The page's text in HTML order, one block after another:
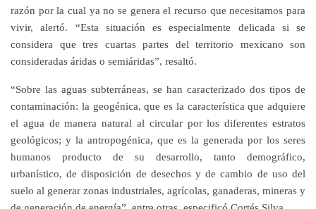
razón por la cual ya no se genera el recurso que necesitamos para
vivir, alertó. “Esta situación es especialmente delicada si se
considera que tres cuartas partes del territorio mexicano son
consideradas áridas o semiáridas”, resaltó.
“Sobre las aguas subterráneas, se han caracterizado dos tipos de
contaminación: la geogénica, que es la característica que adquiere
el agua de manera natural al circular por los diferentes estratos
geológicos; y la antropogénica, que es la generada por los seres
humanos producto de su desarrollo, tanto demográfico,
urbanístico, de disposición de desechos y de cambio de uso del
suelo al generar zonas industriales, agrícolas, ganaderas, mineras y